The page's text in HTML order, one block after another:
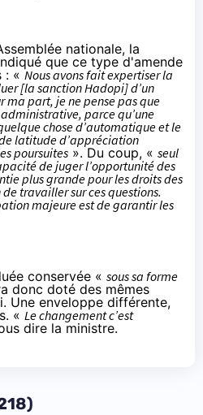
nationale, la
que ce type d'amende
: « Nous avons fait expertiser la
[la sanction Hadopi] d’un
ma part, je ne pense pas que
parce qu’une
chose d’automatique et le
latitude d’appréciation
poursuites ». Du coup, « seul
de juger l’opportunité des
plus grande pour les droits des
travailler sur ces questions.
majeure est de garantir les
conservée « sous sa forme
donc doté des mêmes
Une enveloppe différente,
« Le changement c’est
dire la ministre.